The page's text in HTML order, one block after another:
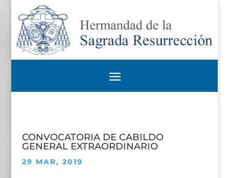
CONVOCATORIA DE CABILDO
GENERAL EXTRAORDINARIO
29 MAR, 2019